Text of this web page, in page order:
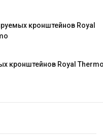
кронштейнов Royal